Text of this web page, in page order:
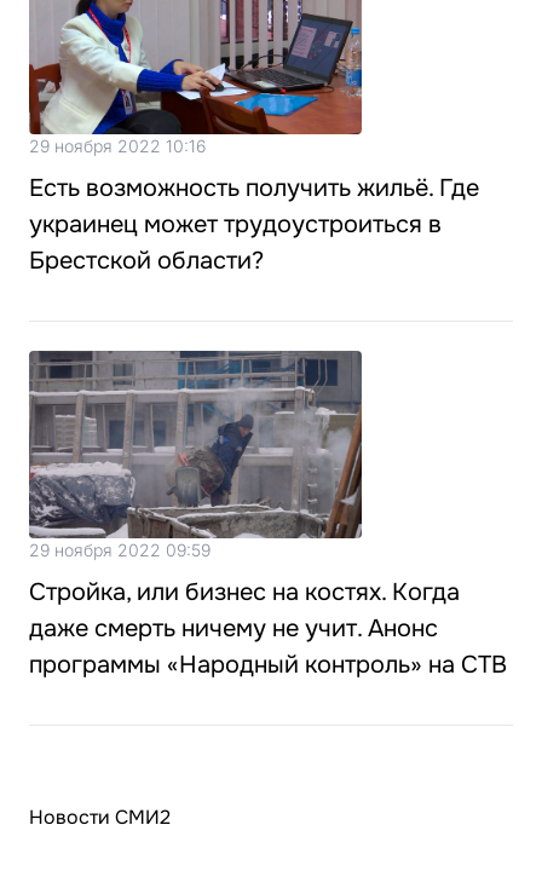
29 ноября 2022 10:16
Есть возможность получить жильё. Где
украинец может трудоустроиться в
Брестской области?
29 ноября 2022 09:59
Стройка, или бизнес на костях. Когда
даже смерть ничему не учит. Анонс
программы «Народный контроль» на СТВ
Новости СМИ2